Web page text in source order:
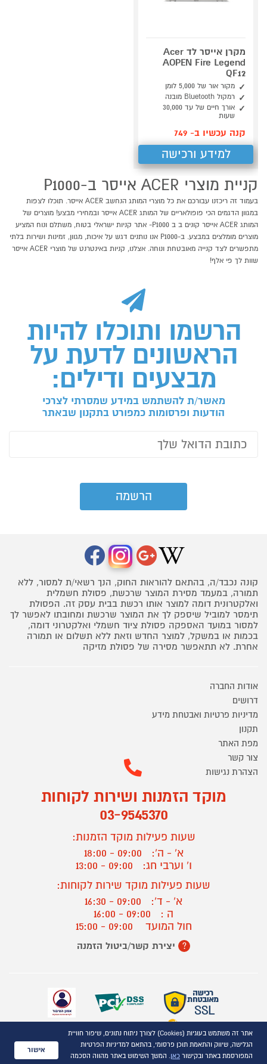
מקרן אייסר לד Acer
AOPEN Fire Legend
QF12
מקור אור של 5,000 לומן
רמקול Bluetooth מובנה
אורך חיים של עד 30,000
שעות
קנה עכשיו ב- 749
למידע ורכישה
קניית מוצרי ACER אייסר ב-P1000
בעמוד זה ריכזנו עבורכם את כל מוצרי המותג הנחשב ACER אייסר. תוכלו לצפות
במגוון הדגמים הכי פופולאריים של המותג ACER אייסר ובמחירי מבצע! מוצרים של
המותג ACER אייסר קונים ב ב P1000- אתר קניות ישראלי בטוח, משתלם ונוח המציע
מוצרים מומלצים במבצע. ב-P1000 אנו נותנים דגש על איכות, מגוון, זמינות ושירות בלתי
מתפשרים לצד קנייה מאובטחת ונוחה. אצלנו, קניות באינטרנט של מוצרי ACER אייסר
שוות לך פי אלף!
הרשמו ותוכלו להיות
הראשונים לדעת על
מבצעים ודילים:
מאשר/ת להשתמש במידע שמסרתי לצרכי
הודעות ופרסומות כמפורט בתקנון שבאתר
קונה נכבד/ה, בהתאם להוראות החוק, הנך רשאי/ת למסור, ללא
תמורה, במעמד מסירת המוצר שרכשת, פסולת חשמלית
ואלקטרונית דומה למוצר אותו רכשת בבית עסק זה. הפסולת
תימסר למוביל שיספק לך את המוצר שרכשת ומחובתו לאפשר לך
למסור במועד האספקה פסולת ציוד חשמלי ואלקטרוני דומה,
בכמות או במשקל, למוצר החדש וזאת ללא תשלום או תמורה
אחרת. לא תתאפשר מסירה של פסולת מזיקה
אודות החברה
דרושים
מדיניות פרטיות ואבטחת מידע
תקנון
מפת האתר
צור קשר
הצהרת נגישות
מוקד הזמנות ושירות לקוחות
03-9545370
שעות פעילות מוקד הזמנות:
א' - ה':
09:00 - 18:00
ו' וערבי חג:
09:00 - 13:00
שעות פעילות מוקד שירות לקוחות:
א' - ד':
09:00 - 16:30
ה :
09:00 - 16:00
חול המועד
? יצירת קשר/ביטול הזמנה
כל הזכויות שמורות P1000© 2021
התמונות להמחשה בלבד
ט.ל.ח.
אתר זה משתמש בעוגיות (Cookies) לצורך ניתוח נתונים, שיפור חוויית
הגלישה, שיווק והתאמת תוכן פרסומי, בהתאם למדיניות הפרטיות
המפורסמת באתר ובקישור כאן. המשך השימוש באתר מהווה הסכמה
אישור